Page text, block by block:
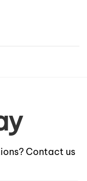
Contact us